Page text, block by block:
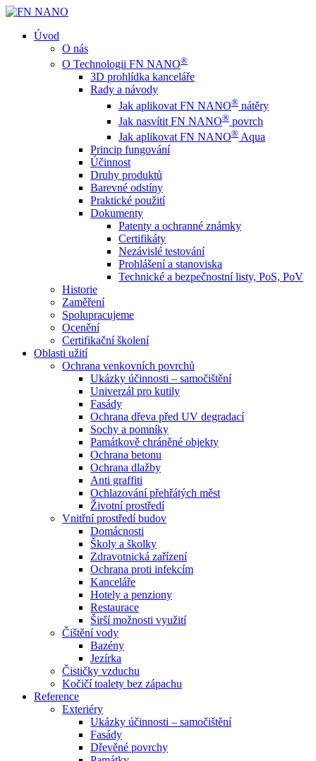
Úvod
O nás
O Technologii FN NANO®
3D prohlídka kanceláře
Rady a návody
Jak aplikovat FN NANO® nátěry
Jak nasvítit FN NANO® povrch
Jak aplikovat FN NANO® Aqua
Princip fungování
Účinnost
Druhy produktů
Barevné odstíny
Praktické použití
Dokumenty
Patenty a ochranné známky
Certifikáty
Nezávislé testování
Prohlášení a stanoviska
Technické a bezpečnostní listy, PoS, PoV
Historie
Zaměření
Spolupracujeme
Ocenění
Certifikační školení
Oblasti užití
Ochrana venkovních povrchů
Ukázky účinnosti – samočištění
Univerzál pro kutily
Fasády
Ochrana dřeva před UV degradací
Sochy a pomníky
Památkově chráněné objekty
Ochrana betonu
Ochrana dlažby
Anti graffiti
Ochlazování přehřátých měst
Životní prostředí
Vnitřní prostředí budov
Domácnosti
Školy a školky
Zdravotnická zařízení
Ochrana proti infekcím
Kanceláře
Hotely a penziony
Restaurace
Širší možnosti využití
Čištění vody
Bazény
Jezírka
Čističky vzduchu
Kočičí toalety bez zápachu
Reference
Exteriéry
Ukázky účinnosti – samočištění
Fasády
Dřevěné povrchy